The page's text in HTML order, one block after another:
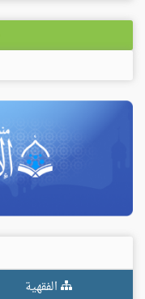
الفقهية